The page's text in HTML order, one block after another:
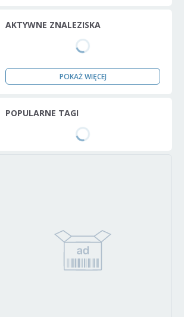
AKTYWNE ZNALEZISKA
POKAŻ WIĘCEJ
POPULARNE TAGI